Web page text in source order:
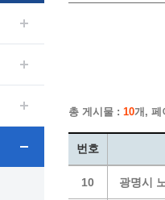
반상회보
사전심사
구술 및 전
평생학습원
취업지원
지역맞춤
공공일자리
총 게시물 : 10개, 페
번호
10 광명시